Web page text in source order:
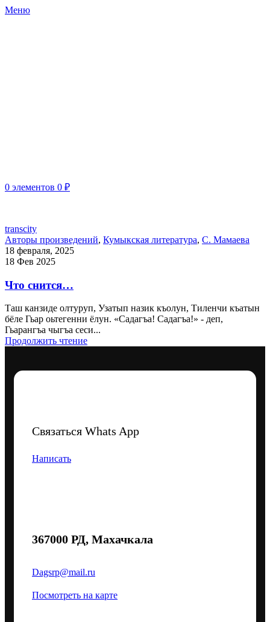
Меню
0 элементов 0 ₽
transcity
Авторы произведений, Кумыкская литература, С. Мамаева
18 февраля, 2025
18 Фев 2025
Что снится…
Таш канзиде олтуруп, Узатып назик къолун, Тиленчи къатын
бёле Гьар оьтегенни ёлун. «Садагъа! Садагъа!» - деп,
Гьарангъа чыгъа сеси...
Продолжить чтение
Связаться Whats App
Написать
367000 РД, Махачкала
Dagsrp@mail.ru
Посмотреть на карте